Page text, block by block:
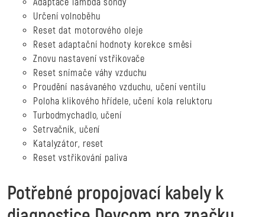
Adaptace lambda sondy
Určení volnoběhu
Reset dat motorového oleje
Reset adaptační hodnoty korekce směsi
Znovu nastavení vstřikovače
Reset snímače váhy vzduchu
Proudění nasávaného vzduchu, učení ventilu
Poloha klikového hřídele, učení kola reluktoru
Turbodmychadlo, učení
Setrvačník, učení
Katalyzátor, reset
Reset vstřikování paliva
Potřebné propojovací kabely k